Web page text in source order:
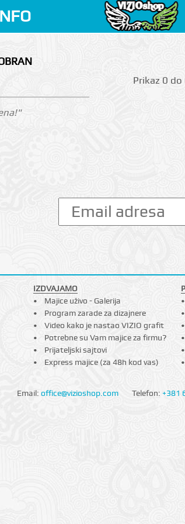
Prikаz 0
IZDVAJAMO
Majice uživo - Galerija
Program zarade za dizajnere
Video kako je nastao VIZIO grafit
Potrebne su Vam majice za firmu?
Prijateljski sajtovi
Express majice (za 48h kod vas)
Email: office@vizioshop.com Telefon: +381